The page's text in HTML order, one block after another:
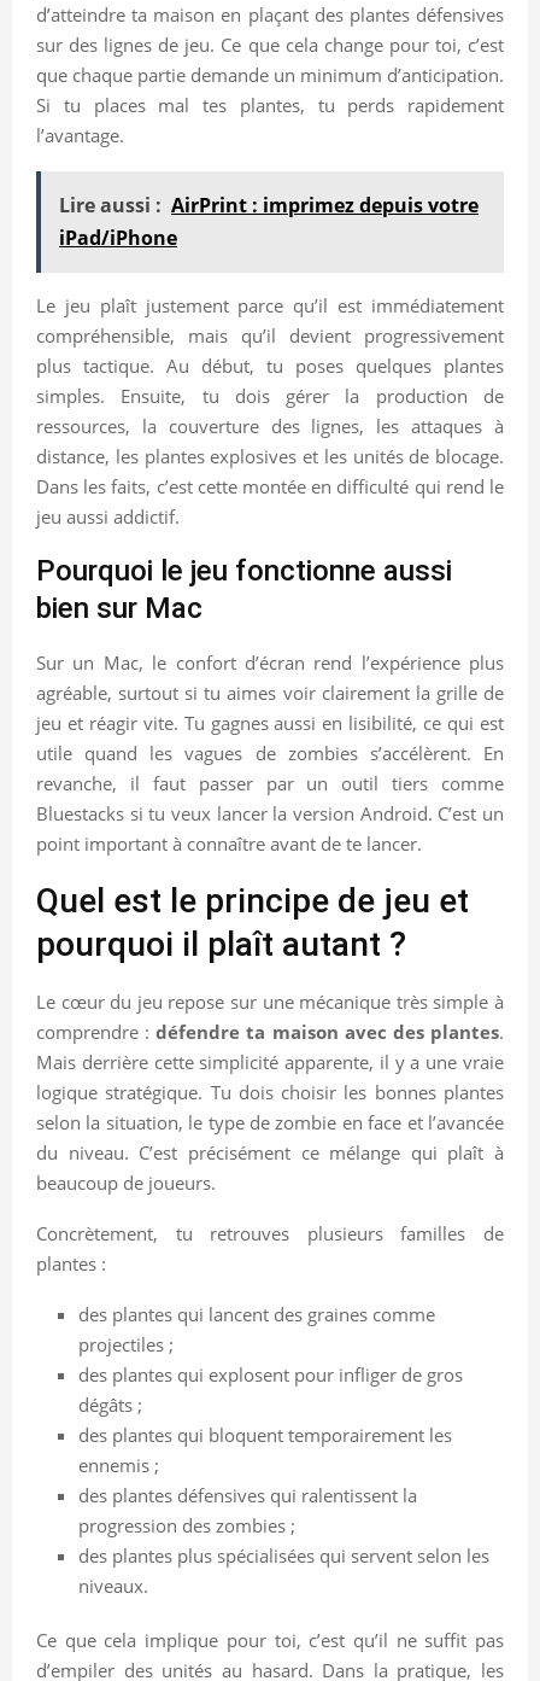
d’atteindre ta maison en plaçant des plantes défensives
sur des lignes de jeu. Ce que cela change pour toi, c’est
que chaque partie demande un minimum d’anticipation.
Si tu places mal tes plantes, tu perds rapidement
l’avantage.
Lire aussi : AirPrint : imprimez depuis votre
iPad/iPhone
Le jeu plaît justement parce qu’il est immédiatement
compréhensible, mais qu’il devient progressivement
plus tactique. Au début, tu poses quelques plantes
simples. Ensuite, tu dois gérer la production de
ressources, la couverture des lignes, les attaques à
distance, les plantes explosives et les unités de blocage.
Dans les faits, c’est cette montée en difficulté qui rend le
jeu aussi addictif.
Pourquoi le jeu fonctionne aussi
bien sur Mac
Sur un Mac, le confort d’écran rend l’expérience plus
agréable, surtout si tu aimes voir clairement la grille de
jeu et réagir vite. Tu gagnes aussi en lisibilité, ce qui est
utile quand les vagues de zombies s’accélèrent. En
revanche, il faut passer par un outil tiers comme
Bluestacks si tu veux lancer la version Android. C’est un
point important à connaître avant de te lancer.
Quel est le principe de jeu et
pourquoi il plaît autant ?
Le cœur du jeu repose sur une mécanique très simple à
comprendre :défendre ta maison avec des plantes.
Mais derrière cette simplicité apparente, il y a une vraie
logique stratégique. Tu dois choisir les bonnes plantes
selon la situation, le type de zombie en face et l’avancée
du niveau. C’est précisément ce mélange qui plaît à
beaucoup de joueurs.
Concrètement, tu retrouves plusieurs familles de
plantes :
des plantes qui lancent des graines comme
projectiles ;
des plantes qui explosent pour infliger de gros
dégâts ;
des plantes qui bloquent temporairement les
ennemis ;
des plantes défensives qui ralentissent la
progression des zombies ;
des plantes plus spécialisées qui servent selon les
niveaux.
Ce que cela implique pour toi, c’est qu’il ne suffit pas
d’empiler des unités au hasard. Dans la pratique, les